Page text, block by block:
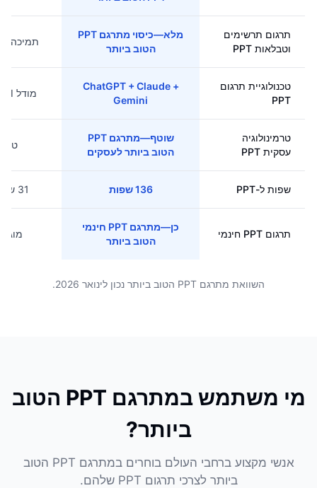
תרגום תרשימים
וטבלאות PPT
מלא—כיסוי מתרגם PPT
הטוב ביותר
תמיכה
טכנולוגיית תרגום
PPT
ChatGPT + Claude +
Gemini
מודל AI יחיד
טרמינולוגיה
עסקית PPT
שוטף—מתרגם PPT
הטוב ביותר לעסקים
טוב
שפות ל-PPT 136 שפות 31 שפות
תרגום PPT חינמי
כן—מתרגם PPT חינמי
הטוב ביותר
השוואת מתרגם PPT הטוב ביותר נכון לינואר 2026.
מי משתמש במתרגם PPT הטוב
ביותר?
אנשי מקצוע ברחבי העולם בוחרים במתרגם PPT הטוב
ביותר לצרכי תרגום PPT שלהם.